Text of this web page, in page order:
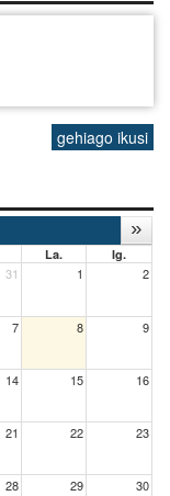
gehiago ikusi
La. Ig.
31 1 2
7 8 9
14 15 16
21 22 23
28 29 30